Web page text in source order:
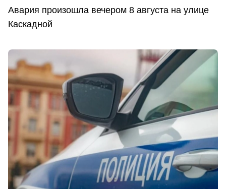
Авария произошла вечером 8 августа на улице
Каскадной